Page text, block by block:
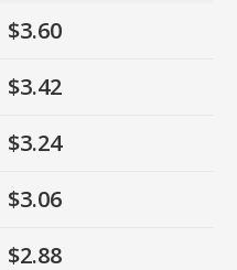
$3.60
$3.42
$3.24
$3.06
$2.88